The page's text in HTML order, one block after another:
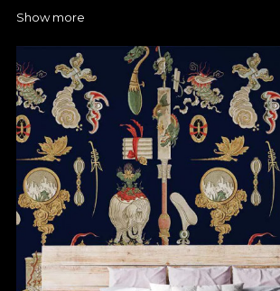
conturat de designerii VLAdiLA pornește în
atenție la detalii, mult drag și răbdare,
fericirea celor ce ne aleg sa le colorăm un
Show more